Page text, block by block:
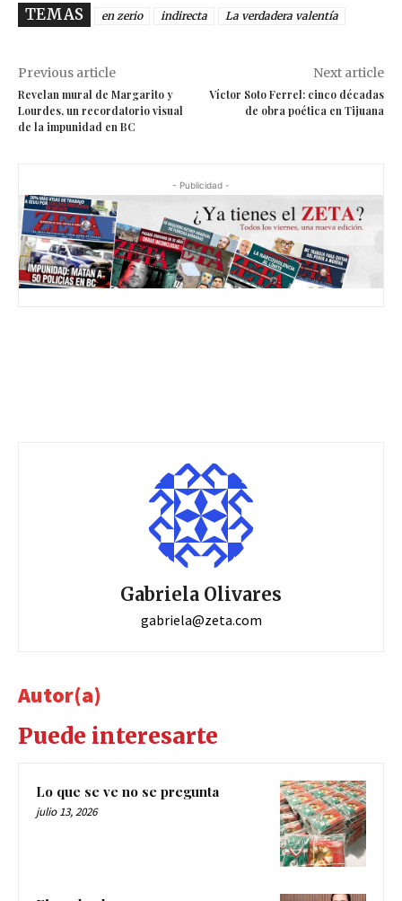
TEMAS en zerio indirecta La verdadera valentía
Previous article
Revelan mural de Margarito y
Lourdes, un recordatorio visual
de la impunidad en BC
Next article
Víctor Soto Ferrel: cinco décadas
de obra poética en Tijuana
- Publicidad -
Gabriela Olivares
gabriela@zeta.com
Autor(a)
Puede interesarte
Lo que se ve no se pregunta
julio 13, 2026